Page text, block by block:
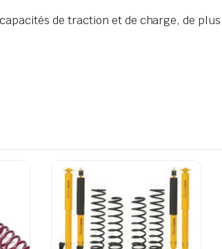
de traction et de charge, de